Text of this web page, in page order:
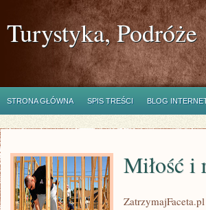
Turystyka, Podróże
STRONA GŁÓWNA SPIS TREŚCI BLOG
Miłość i